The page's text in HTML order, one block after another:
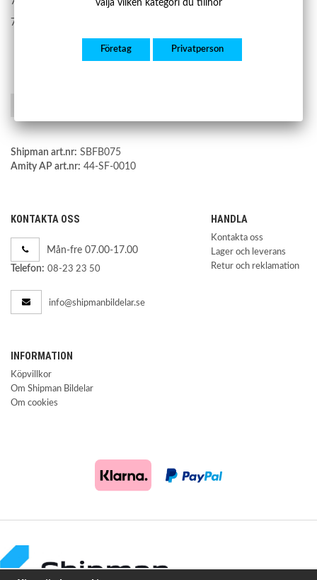
7700815250
Shipman art.nr: SBFB075
Amity AP art.nr: 44-SF-0010
KONTAKTA OSS
Mån-fre 07.00-17.00
Telefon: 08-23 23 50
info@shipmanbildelar.se
HANDLA
Kontakta oss
Lager och leverans
Retur och reklamation
INFORMATION
Köpvillkor
Om Shipman Bildelar
Om cookies
välja vilken kategori du tillhör
Företag Privatperson